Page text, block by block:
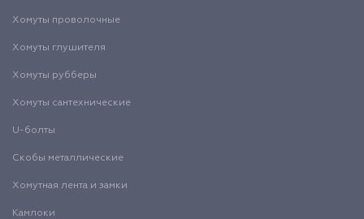
Хомуты проволочные
Хомуты глушителя
Хомуты рубберы
Хомуты сантехнические
U-болты
Скобы металлические
Хомутная лента и замки
Камлоки